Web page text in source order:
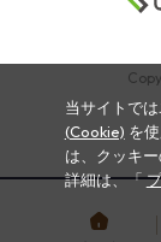
当サイトで
(Cookie) を
は、クッキ
詳細は、「